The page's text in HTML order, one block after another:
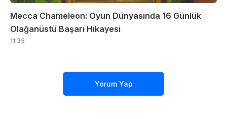
Mecca Chameleon: Oyun Dünyasında 16 Günlük
Olağanüstü Başarı Hikayesi
11:35
Yorum Yap